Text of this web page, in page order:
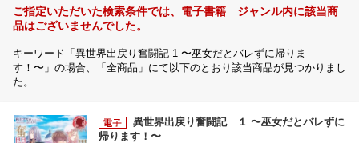
ご指定いただいた検索条件では、電子書籍 ジャンル内に該当商
品はございませんでした。
キーワード「異世界出戻り奮闘記 1 〜巫女だとバレずに帰りま
す！〜」の場合、「全商品」にて以下のとおり該当商品が見つかりまし
た。
異世界出戻り奮闘記 １ 〜巫女だとバレずに
帰ります！〜